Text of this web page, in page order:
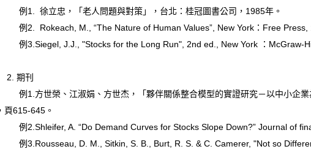
1. 徐立忠，「老人問題與對策」，台北：桂冠圖書公司，1985年。
Rokeach, M., “The Nature of Human Values”, New York：Free Press,
J.J., "Stocks for the Long Run", 2nd ed., New York ：McGraw-
期刊
方世榮、江淑娟、方世杰，「夥伴關係整合模型的實證研究－以中小企業
頁615-645。
A. “Do Demand Curves for Stocks Slope Down?” Journal of
D. M., Sitkin, S. B., Burt, R. S. & C. Camerer, "Not so Different